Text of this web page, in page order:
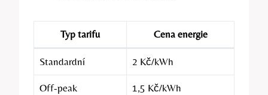
Typ tarifu Cena energie
Standardní 2 Kč/kWh
Off-peak 1,5 Kč/kWh